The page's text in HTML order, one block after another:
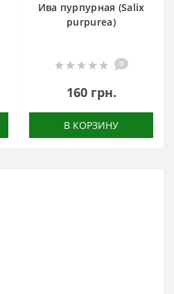
Ива пурпурная (Salix
purpurea)
0
160 грн.
В КОРЗИНУ